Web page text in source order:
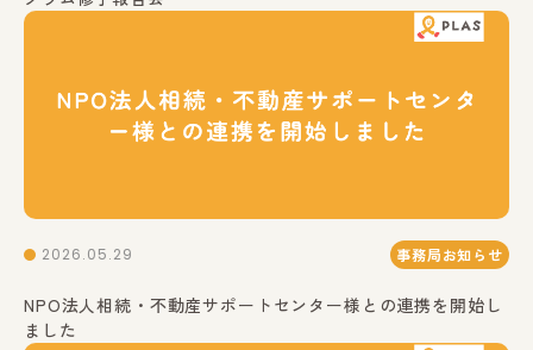
2026.05.29 事務局お知らせ
NPO法人相続・不動産サポートセンター様との連携を開始し
ました